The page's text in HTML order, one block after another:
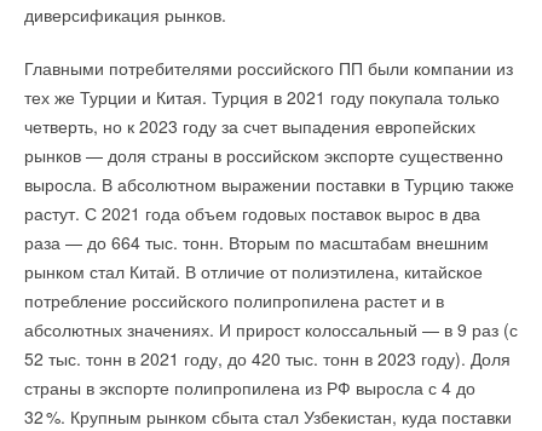
диверсификация рынков.
Главными потребителями российского ПП были компании из
тех же Турции и Китая. Турция в 2021 году покупала только
четверть, но к 2023 году за счет выпадения европейских
рынков — доля страны в российском экспорте существенно
выросла. В абсолютном выражении поставки в Турцию также
растут. С 2021 года объем годовых поставок вырос в два
раза — до 664 тыс. тонн. Вторым по масштабам внешним
рынком стал Китай. В отличие от полиэтилена, китайское
потребление российского полипропилена растет и в
абсолютных значениях. И прирост колоссальный — в 9 раз (с
52 тыс. тонн в 2021 году, до 420 тыс. тонн в 2023 году). Доля
страны в экспорте полипропилена из РФ выросла с 4 до
32%. Крупным рынком сбыта стал Узбекистан, куда поставки